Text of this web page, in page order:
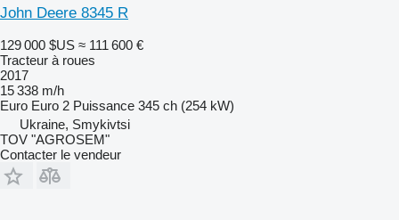
John Deere 8345 R
129 000 $US ≈ 111 600 €
Tracteur à roues
2017
15 338 m/h
Euro Euro 2 Puissance 345 ch (254 kW)
Ukraine, Smykivtsi
TOV "AGROSEM"
Contacter le vendeur